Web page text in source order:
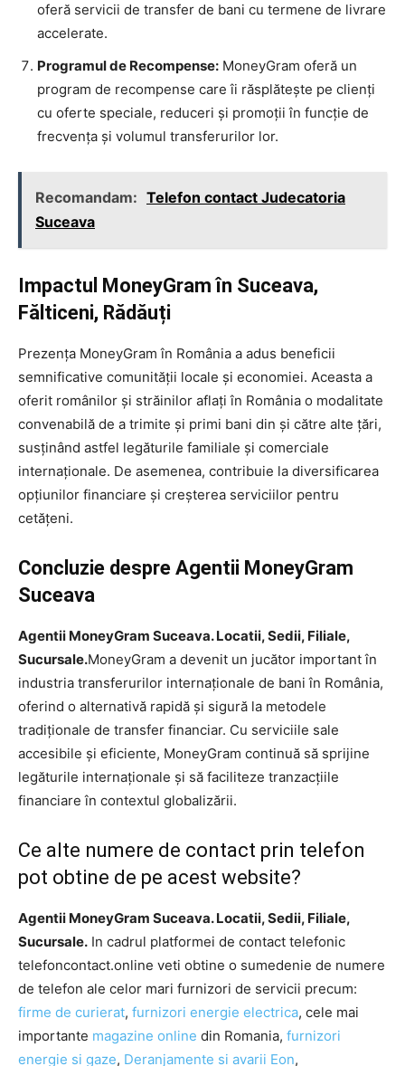
oferă servicii de transfer de bani cu termene de livrare
accelerate.
Programul de Recompense: MoneyGram oferă un
program de recompense care îi răsplătește pe clienți
cu oferte speciale, reduceri și promoții în funcție de
frecvența și volumul transferurilor lor.
Recomandam: Telefon contact Judecatoria
Suceava
Impactul MoneyGram în Suceava,
Fălticeni, Rădăuți
Prezența MoneyGram în România a adus beneficii
semnificative comunității locale și economiei. Aceasta a
oferit românilor și străinilor aflați în România o modalitate
convenabilă de a trimite și primi bani din și către alte țări,
susținând astfel legăturile familiale și comerciale
internaționale. De asemenea, contribuie la diversificarea
opțiunilor financiare și creșterea serviciilor pentru
cetățeni.
Concluzie despre Agentii MoneyGram
Suceava
Agentii MoneyGram Suceava. Locatii, Sedii, Filiale,
Sucursale.MoneyGram a devenit un jucător important în
industria transferurilor internaționale de bani în România,
oferind o alternativă rapidă și sigură la metodele
tradiționale de transfer financiar. Cu serviciile sale
accesibile și eficiente, MoneyGram continuă să sprijine
legăturile internaționale și să faciliteze tranzacțiile
financiare în contextul globalizării.
Ce alte numere de contact prin telefon
pot obtine de pe acest website?
Agentii MoneyGram Suceava. Locatii, Sedii, Filiale,
Sucursale. In cadrul platformei de contact telefonic
telefoncontact.online veti obtine o sumedenie de numere
de telefon ale celor mari furnizori de servicii precum:
firme de curierat, furnizori energie electrica, cele mai
importante magazine online din Romania, furnizori
energie si gaze, Deranjamente si avarii Eon,